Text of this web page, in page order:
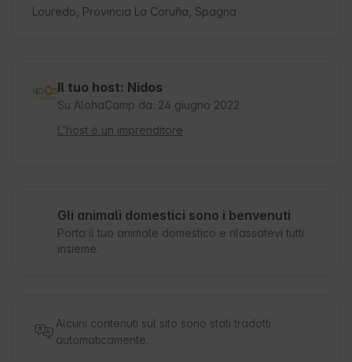
Louredo, Provincia La Coruña, Spagna
Il tuo host: Nidos
Su AlohaCamp da: 24 giugno 2022
L'host è un imprenditore
Gli animali domestici sono i benvenuti
Porta il tuo animale domestico e rilassatevi tutti
insieme.
Alcuni contenuti sul sito sono stati tradotti
automaticamente.